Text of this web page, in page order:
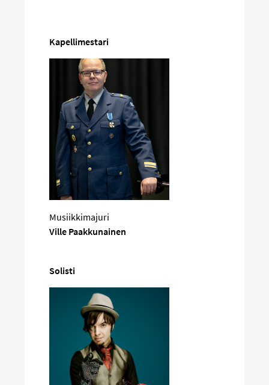
Kapellimestari
Musiikkimajuri
Ville Paakkunainen
Solisti